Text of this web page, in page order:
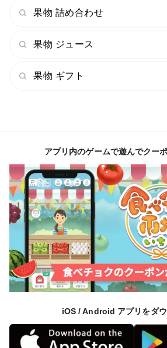
果物 詰め合わせ
果物 ジュース
果物 ギフト
アプリ内のゲームで遊んでクー
iOS / Android アプリをダ